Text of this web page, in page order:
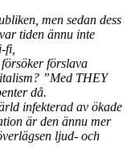
men sedan dess
tiden ännu inte
fi,
förslava
”Med THEY
då.
infekterad av ökade
är den ännu mer
ljud- och